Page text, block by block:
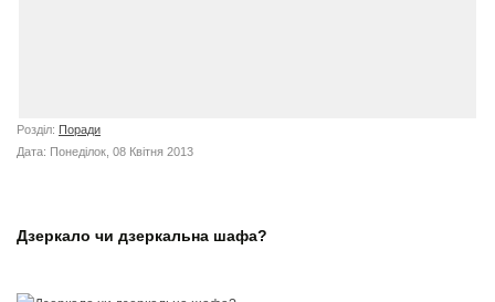
Розділ: Поради
Дата: Понеділок, 08 Квітня 2013
Дзеркало чи дзеркальна шафа?